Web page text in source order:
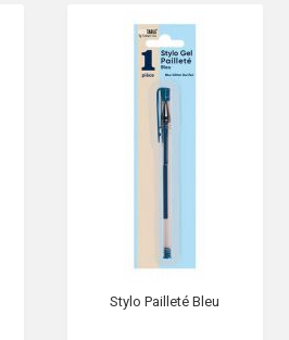
Stylo Pailleté Bleu